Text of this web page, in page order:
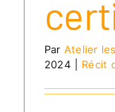
Par Atelier
2024
Récit